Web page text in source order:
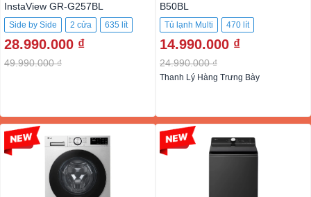
InstaView GR-G257BL
Side by Side 2 cửa 635 lít
28.990.000 ₫
49.990.000 ₫
B50BL
Tủ lạnh Multi 470 lít
14.990.000 ₫
24.990.000 ₫
Thanh Lý Hàng Trưng Bày
-24% -23%